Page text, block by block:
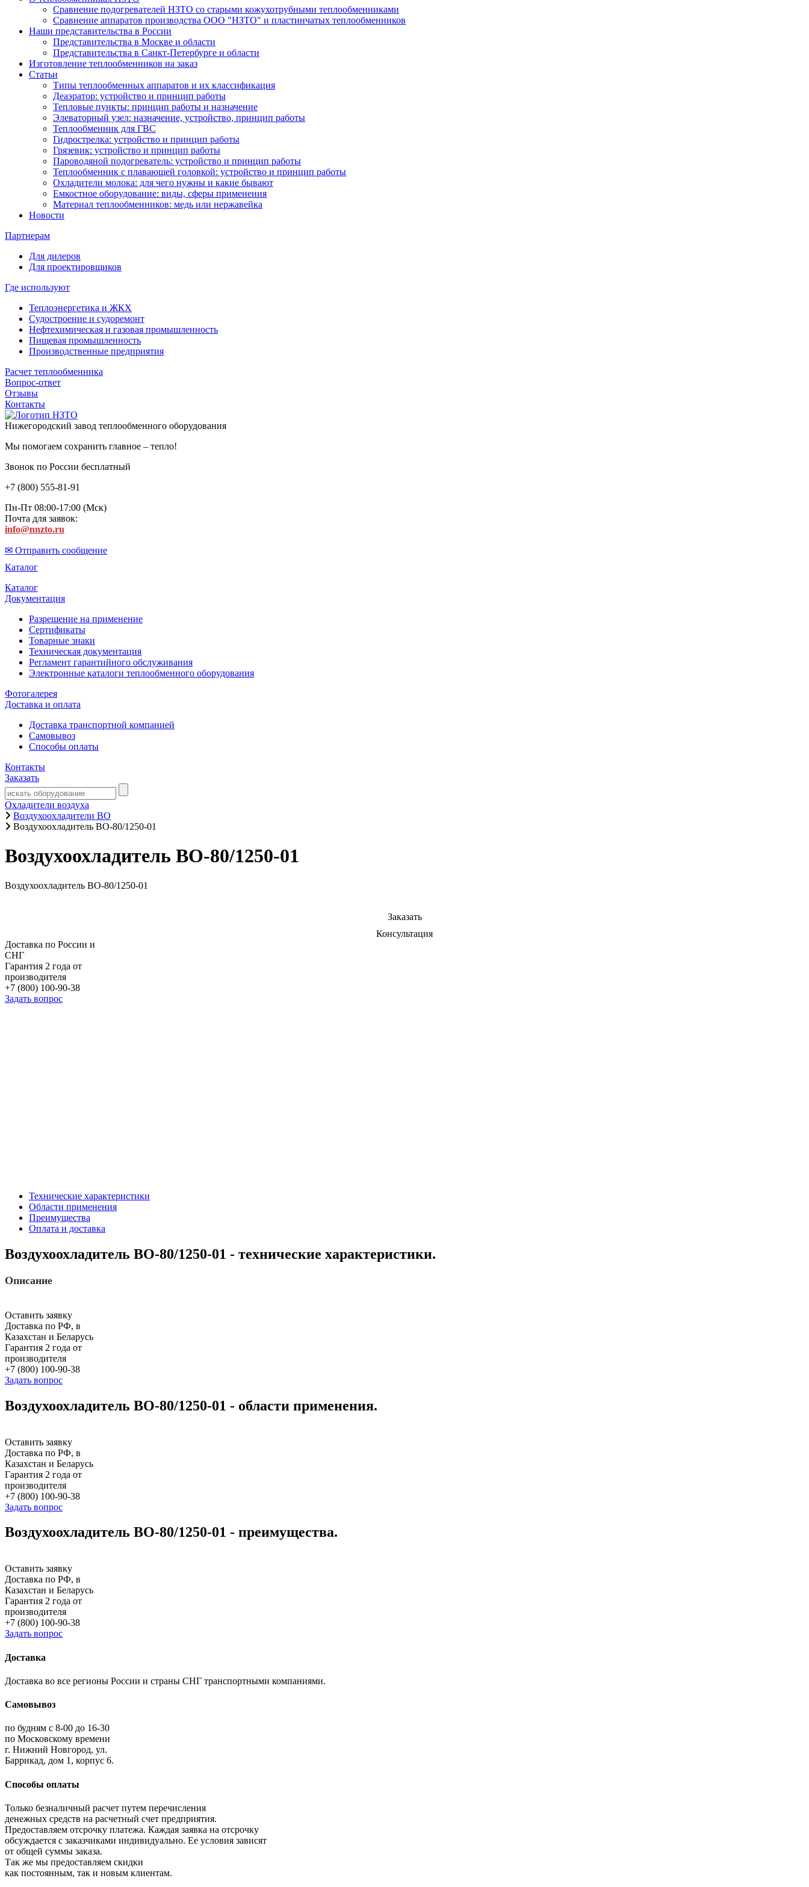
Сравнение подогревателей НЗТО со старыми кожухотрубными теплообменниками
Сравнение аппаратов производства ООО "НЗТО" и пластинчатых теплообменников
Наши представительства в России
Представительства в Москве и области
Представительства в Санкт-Петербурге и области
Изготовление теплообменников на заказ
Статьи
Типы теплообменных аппаратов и их классификация
Деаэратор: устройство и принцип работы
Тепловые пункты: принцип работы и назначение
Элеваторный узел: назначение, устройство, принцип работы
Теплообменник для ГВС
Гидрострелка: устройство и принцип работы
Грязевик: устройство и принцип работы
Пароводяной подогреватель: устройство и принцип работы
Теплообменник с плавающей головкой: устройство и принцип работы
Охладители молока: для чего нужны и какие бывают
Емкостное оборудование: виды, сферы применения
Материал теплообменников: медь или нержавейка
Новости
Партнерам
Для дилеров
Для проектировщиков
Где используют
Теплоэнергетика и ЖКХ
Судостроение и судоремонт
Нефтехимическая и газовая промышленность
Пищевая промышленность
Производственные предприятия
Расчет теплообменника
Вопрос-ответ
Отзывы
Контакты
Нижегородский завод теплообменного оборудования
Мы помогаем сохранить главное – тепло!
Звонок по России бесплатный
+7 (800) 555-81-91
Пн-Пт 08:00-17:00 (Мск)
Почта для заявок:
info@nnzto.ru
✉ Отправить сообщение
Каталог
Каталог
Документация
Разрешение на применение
Сертификаты
Товарные знаки
Техническая документация
Регламент гарантийного обслуживания
Электронные каталоги теплообменного оборудования
Фотогалерея
Доставка и оплата
Доставка транспортной компанией
Самовывоз
Способы оплаты
Контакты
Заказать
Охладители воздуха
Воздухоохладители ВО
Воздухоохладитель ВО-80/1250-01
Воздухоохладитель ВО-80/1250-01
Воздухоохладитель ВО-80/1250-01
Заказать
Консультация
Доставка по России и
СНГ
Гарантия 2 года от
производителя
+7 (800) 100-90-38
Задать вопрос
Технические характеристики
Области применения
Преимущества
Оплата и доставка
Воздухоохладитель ВО-80/1250-01 - технические характеристики.
Описание
Оставить заявку
Доставка по РФ, в
Казахстан и Беларусь
Гарантия 2 года от
производителя
+7 (800) 100-90-38
Задать вопрос
Воздухоохладитель ВО-80/1250-01 - области применения.
Оставить заявку
Доставка по РФ, в
Казахстан и Беларусь
Гарантия 2 года от
производителя
+7 (800) 100-90-38
Задать вопрос
Воздухоохладитель ВО-80/1250-01 - преимущества.
Оставить заявку
Доставка по РФ, в
Казахстан и Беларусь
Гарантия 2 года от
производителя
+7 (800) 100-90-38
Задать вопрос
Доставка
Доставка во все регионы России и страны СНГ транспортными компаниями.
Самовывоз
по будням с 8-00 до 16-30
по Московскому времени
г. Нижний Новгород, ул.
Баррикад, дом 1, корпус 6.
Способы оплаты
Только безналичный расчет путем перечисления
денежных средств на расчетный счет предприятия.
Предоставляем отсрочку платежа. Каждая заявка на отсрочку
обсуждается с заказчиками индивидуально. Ее условия зависят
от общей суммы заказа.
Так же мы предоставляем скидки
как постоянным, так и новым клиентам.